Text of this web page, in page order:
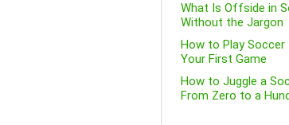
What Is Offside in
Without the Jargon
How to Play Soccer
Your First Game
How to Juggle a
From Zero to a